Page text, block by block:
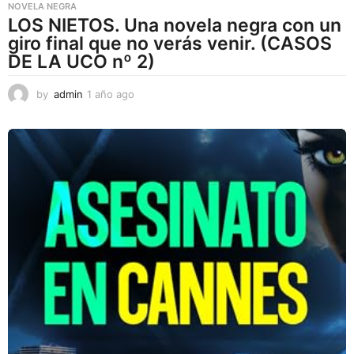
NOVELA NEGRA
LOS NIETOS. Una novela negra con un
giro final que no verás venir. (CASOS
DE LA UCO nº 2)
by admin 1 año ago
o